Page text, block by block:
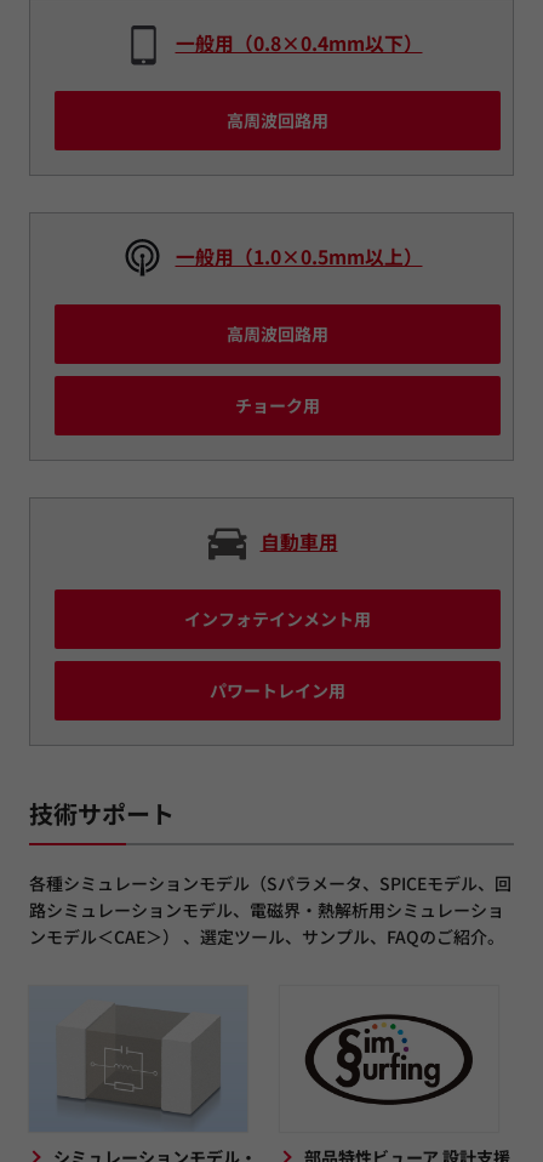
一般用（0.8×0.4mm以下）
高周波回路用
一般用（1.0×0.5mm以上）
高周波回路用
チョーク用
自動車用
インフォテインメント用
パワートレイン用
技術サポート
各種シミュレーションモデル（Sパラメータ、SPICEモデル、回
路シミュレーションモデル、電磁界・熱解析用シミュレーショ
ンモデル＜CAE＞） 、選定ツール、サンプル、FAQのご紹介。